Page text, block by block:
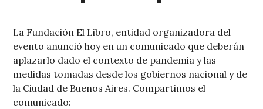
La Fundación El Libro, entidad organizadora del
evento anunció hoy en un comunicado que deberán
aplazarlo dado el contexto de pandemia y las
medidas tomadas desde los gobiernos nacional y de
la Ciudad de Buenos Aires. Compartimos el
comunicado: